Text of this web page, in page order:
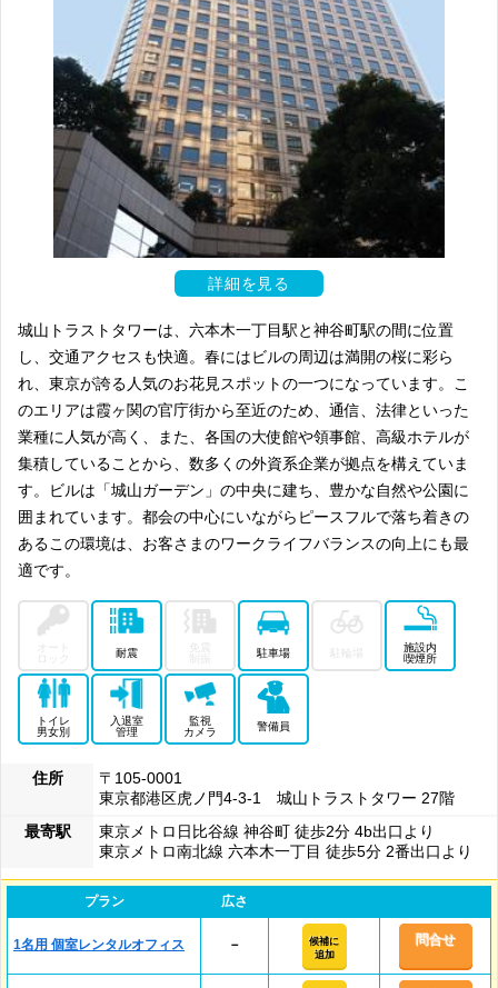
詳細を見る
城山トラストタワーは、六本木一丁目駅と神谷町駅の間に位置
し、交通アクセスも快適。春にはビルの周辺は満開の桜に彩ら
れ、東京が誇る人気のお花見スポットの一つになっています。こ
のエリアは霞ヶ関の官庁街から至近のため、通信、法律といった
業種に人気が高く、また、各国の大使館や領事館、高級ホテルが
集積していることから、数多くの外資系企業が拠点を構えていま
す。ビルは「城山ガーデン」の中央に建ち、豊かな自然や公園に
囲まれています。都会の中心にいながらピースフルで落ち着きの
あるこの環境は、お客さまのワークライフバランスの向上にも最
適です。
耐震 駐車場
施設内
喫煙所
トイレ
男女別
入退室
管理
監視
カメラ
警備員
住所
〒105-0001
東京都港区虎ノ門4-3-1 城山トラストタワー 27階
最寄駅
東京メトロ日比谷線 神谷町 徒歩2分 4b出口より
東京メトロ南北線 六本木一丁目 徒歩5分 2番出口より
プラン 広さ
1名用 個室レンタルオフィス －
候補に
追加
問合せ